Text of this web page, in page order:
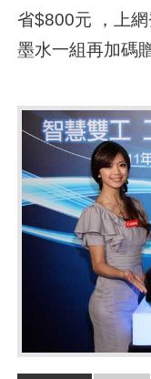
省$800元 ，上
墨水一組再加碼